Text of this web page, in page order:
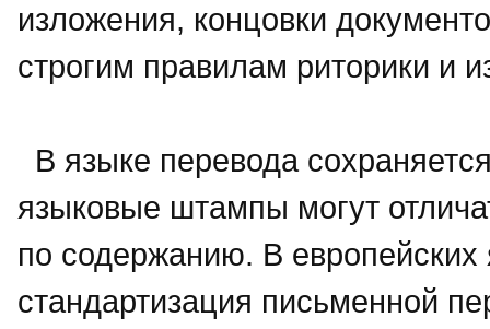
изложения, концовки
строгим правилам риторики и
В языке перевода
языковые штампы могут
по содержанию. В европейских
стандартизация письменной